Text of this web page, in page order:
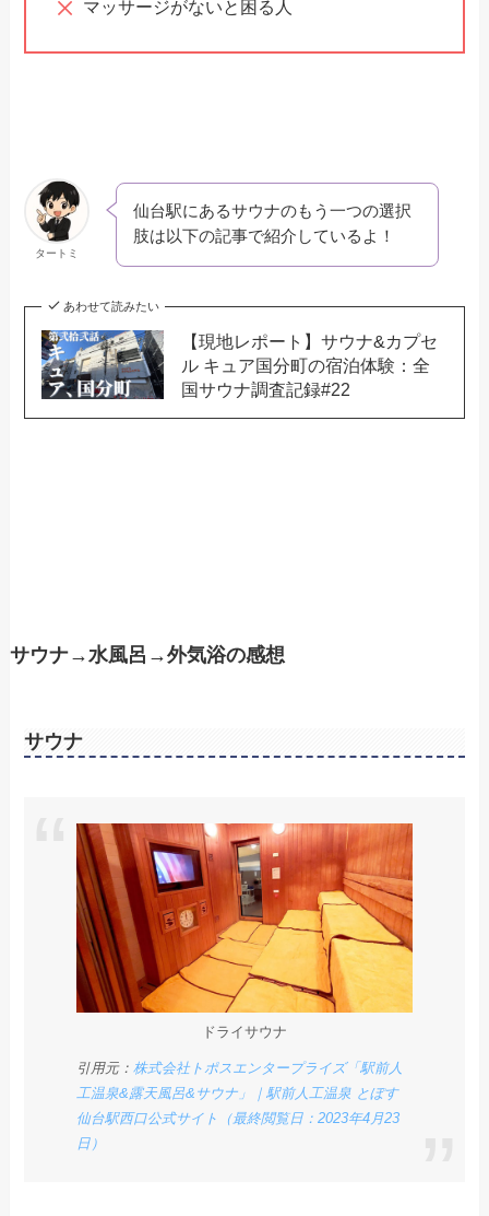
マッサージがないと困る人
タートミ
仙台駅にあるサウナのもう一つの選択
肢は以下の記事で紹介しているよ！
あわせて読みたい
【現地レポート】サウナ&カプセ
ル キュア国分町の宿泊体験：全
国サウナ調査記録#22
サウナ→水風呂→外気浴の感想
サウナ
ドライサウナ
引用元：株式会社トポスエンタープライズ「駅前人
工温泉&露天風呂&サウナ」｜駅前人工温泉 とぽす
仙台駅西口公式サイト（最終閲覧日：2023年4月23
日）